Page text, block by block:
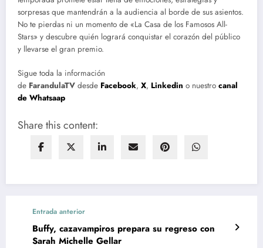
sorpresas que mantendrán a la audiencia al borde de sus asientos.
No te pierdas ni un momento de «La Casa de los Famosos All-
Stars» y descubre quién logrará conquistar el corazón del público
y llevarse el gran premio.
Sigue toda la información
de FarandulaTV desde Facebook, X, Linkedin o nuestro canal
de Whatsaap
Share this content:
Entrada anterior
Buffy, cazavampiros prepara su regreso con
Sarah Michelle Gellar